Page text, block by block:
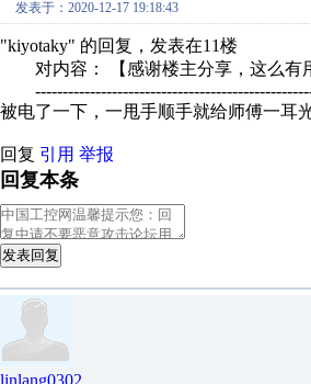
发表于：2020-12-17 19:18:43
"kiyotaky" 的回复，发表在11楼
对内容： 【感谢楼主分享，这么有
被电了一下，一甩手顺手就给师傅一耳
回复 引用 举报
回复本条
发表回复
linlang0302